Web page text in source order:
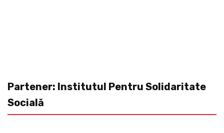
Partener: Institutul Pentru Solidaritate
Socială